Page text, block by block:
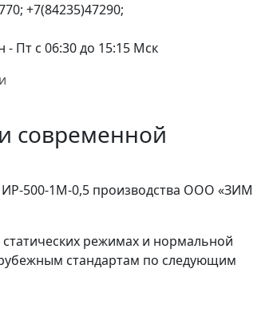
+7(84235)47290;
Пт с 06:30 до 15:15 Мск
современной
500-1М-0,5 производства ООО «ЗИМ
режимах и нормальной
стандартам по следующим